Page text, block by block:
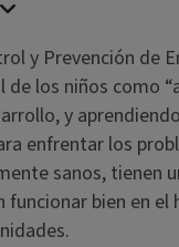
y Prevención de
los niños como
y
enfrentar los
sanos, tienen
funcionar bien en el